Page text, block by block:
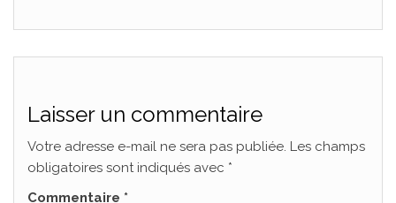
Laisser un commentaire
Votre adresse e-mail ne sera pas publiée. Les champs
obligatoires sont indiqués avec *
Commentaire *